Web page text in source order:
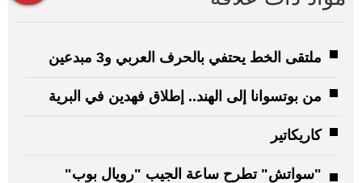
ملتقى الخط يحتفي بالحرف العربي و3 مبدعين
من بوتسوانا إلى الهند.. إطلاق فهدين في البرية
كاريكاتير
"سواتش" تطرح ساعة الجيب "رويال بوب"